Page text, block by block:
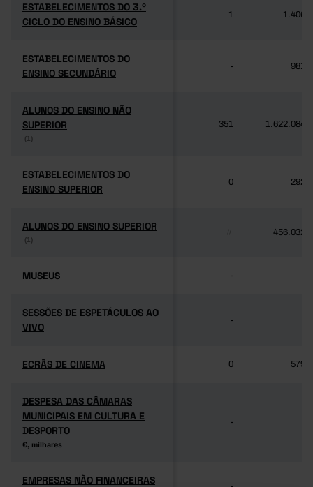
ESTABELECIMENTOS DO 3.º
CICLO DO ENSINO BÁSICO
ESTABELECIMENTOS DO 3.º
CICLO DO ENSINO BÁSICO
1 1.406
ESTABELECIMENTOS DO
ENSINO SECUNDÁRIO
ESTABELECIMENTOS DO
ENSINO SECUNDÁRIO
- 981
ALUNOS DO ENSINO NÃO
SUPERIOR
(1)
ALUNOS DO ENSINO NÃO
SUPERIOR
(1)
351 1.622.084
ESTABELECIMENTOS DO
ENSINO SUPERIOR
ESTABELECIMENTOS DO
ENSINO SUPERIOR
0 292
ALUNOS DO ENSINO SUPERIOR
(1)
ALUNOS DO ENSINO SUPERIOR
(1)
456.032
MUSEUS
MUSEUS -
SESSÕES DE ESPETÁCULOS AO
VIVO
SESSÕES DE ESPETÁCULOS AO
VIVO
-
ECRÃS DE CINEMA
ECRÃS DE CINEMA 0 579
DESPESA DAS CÂMARAS
MUNICIPAIS EM CULTURA E
DESPORTO
€, milhares
DESPESA DAS CÂMARAS
MUNICIPAIS EM CULTURA E
DESPORTO
€, milhares
-
EMPRESAS NÃO FINANCEIRAS
EMPRESAS NÃO FINANCEIRAS